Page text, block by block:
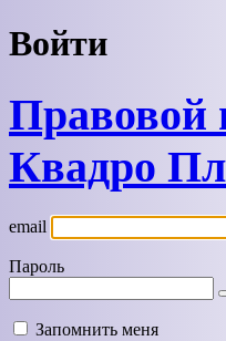
Войти
Правовой
Квадро
email
Пароль
Запомнить меня